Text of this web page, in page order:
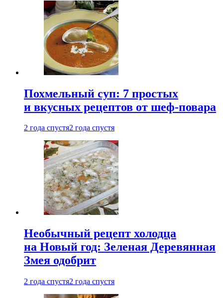
Похмельный суп: 7 простых
и вкусных рецептов от шеф-повара
2 года спустя2 года спустя
Необычный рецепт холодца
на Новый год: Зеленая Деревянная
Змея одобрит
2 года спустя2 года спустя